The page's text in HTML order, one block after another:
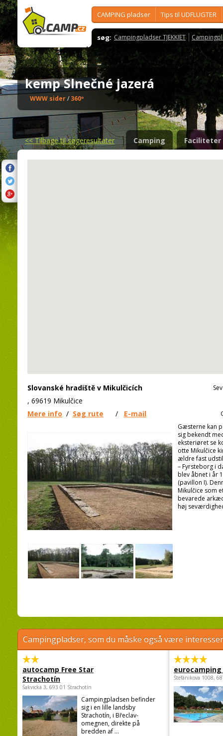
CAMPING pladser Tips til UDFLUGTER
søg: Campingpladser TJEKKIET
kemp Slnečné jazerá
WWW sider/360º
<<Tilbage til søgeresultater Camping Faciliteter
Slovanské hradiště v Mikulčicích
, 69619 Mikulčice
Mere info / Søg rute / E-mail
Gæsterne kan
sig bekendt
eksteriøret se
otte Mikulčice
ældre fast
– Fyrsteborg i
blev åbnet i år
(pavillon I).
Mikulčice som
bevarede
høj
Campingpladser, som du måske også være
autocamp Free Star
Strachotín
Šakvická 3, 693 01 Strachotín
Campingpladsen befinder
sig i en lille landsby
Štefánikova 1008,